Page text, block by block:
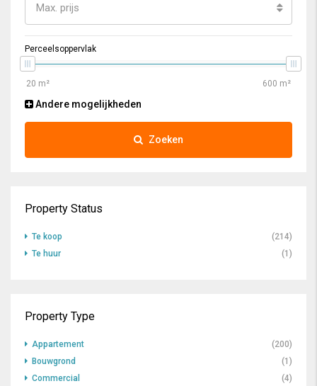
Max. prijs
Perceelsoppervlak
Andere mogelijkheden
Zoeken
Property Status
Te koop
(214)
Te huur
(1)
Property Type
Appartement
(200)
Bouwgrond
(1)
Commercial
(4)